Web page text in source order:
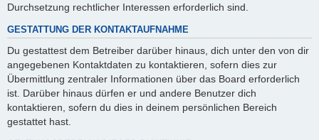
Durchsetzung rechtlicher Interessen erforderlich sind.
GESTATTUNG DER KONTAKTAUFNAHME
Du gestattest dem Betreiber darüber hinaus, dich unter den von dir
angegebenen Kontaktdaten zu kontaktieren, sofern dies zur
Übermittlung zentraler Informationen über das Board erforderlich
ist. Darüber hinaus dürfen er und andere Benutzer dich
kontaktieren, sofern du dies in deinem persönlichen Bereich
gestattet hast.